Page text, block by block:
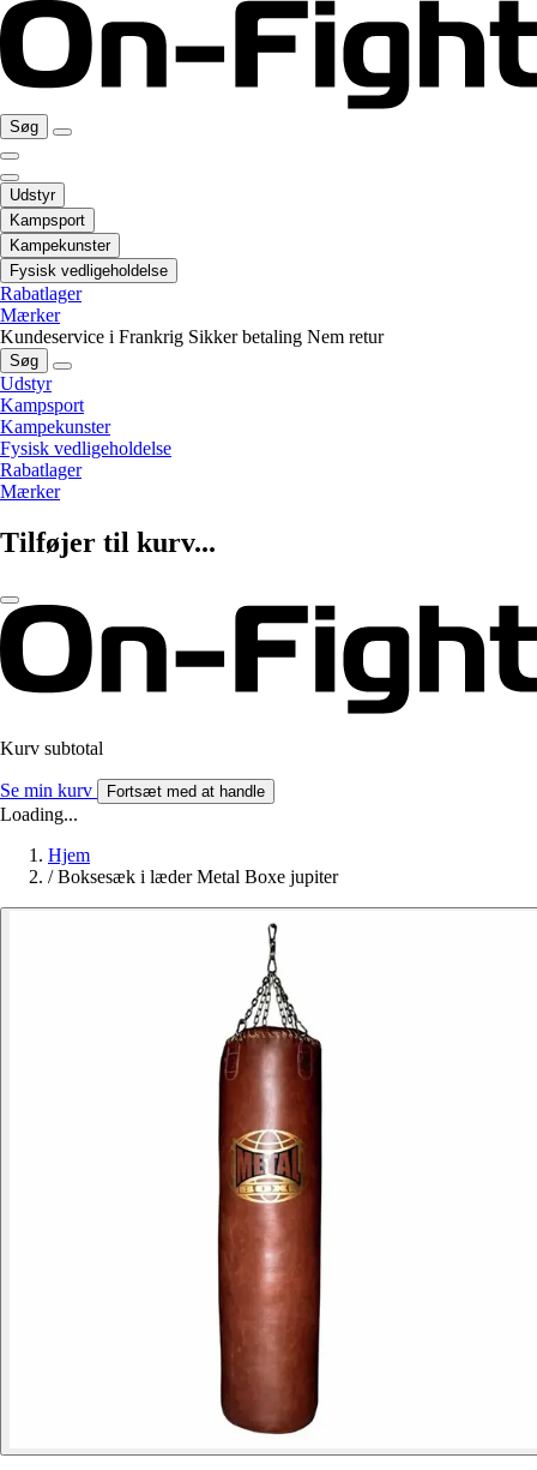
Søg
Udstyr
Kampsport
Kampekunster
Fysisk vedligeholdelse
Rabatlager
Mærker
Kundeservice i Frankrig Sikker betaling Nem retur
Søg
Udstyr
Kampsport
Kampekunster
Fysisk vedligeholdelse
Rabatlager
Mærker
Tilføjer til kurv...
Kurv subtotal
Se min kurv Fortsæt med at handle
Loading...
Hjem
/ Boksesæk i læder Metal Boxe jupiter